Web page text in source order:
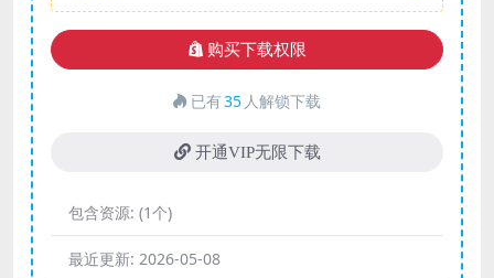
购买下载权限
已有35 人解锁下载
开通VIP无限下载
包含资源: (1个)
最近更新: 2026-05-08